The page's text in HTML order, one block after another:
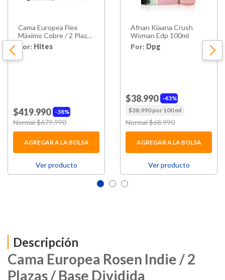
Cama Europea Flex
Máximo Cobre / 2 Plazas
/ Base
Dividida +Almohada
Casaideal Pack / 50x70
Por: Hites
38%
$419.990
Price reduced from
Normal $679.990
AGREGAR A LA BOLSA
Ver producto
Afnan Kiaana Crush
Woman Edp 100ml
Por: Dpg
43%
$38.990
$38.990 por 100 ml
Price reduced from
Normal $68.990
AGREGAR A LA BOLSA
Ver producto
Descripción
Cama Europea Rosen Indie / 2
Plazas / Base Dividida